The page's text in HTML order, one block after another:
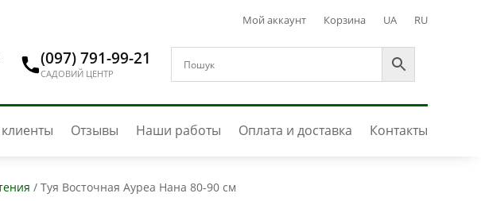
Мой аккаунт Корзина UA RU
(097) 791-99-21
САДОВИЙ ЦЕНТР
Отзывы Наши работы Оплата и доставка Контакты
/ Туя Восточная Ауреа Нана 80-90 см